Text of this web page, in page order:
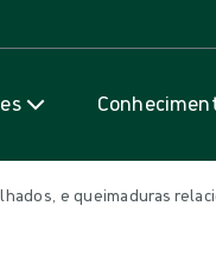
e queimaduras